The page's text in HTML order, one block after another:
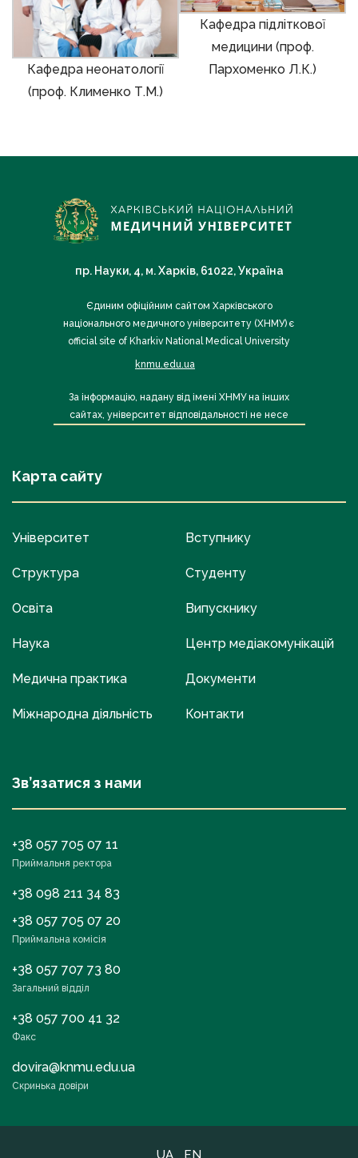
Кафедра неонатології
(проф. Клименко Т.М.)
Кафедра підліткової
медицини (проф.
Пархоменко Л.К.)
пр. Науки, 4, м. Харків, 61022, Україна
Єдиним офіційним сайтом Харківського
національного медичного університету (ХНМУ) є
official site of Kharkiv National Medical University
knmu.edu.ua
За інформацію, надану від імені ХНМУ на інших
сайтах, університет відповідальності не несе
Карта сайту
Університет
Структура
Освіта
Наука
Медична практика
Міжнародна діяльність
Вступнику
Студенту
Випускнику
Центр медіакомунікацій
Документи
Контакти
Зв’язатися з нами
+38 057 705 07 11
Приймальня ректора
+38 098 211 34 83
+38 057 705 07 20
Приймальна комісія
+38 057 707 73 80
Загальний відділ
+38 057 700 41 32
Факс
dovira@knmu.edu.ua
Скринька довіри
UA EN